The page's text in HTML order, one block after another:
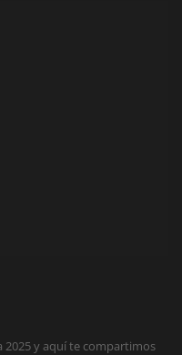
2025 y aquí te compartimos